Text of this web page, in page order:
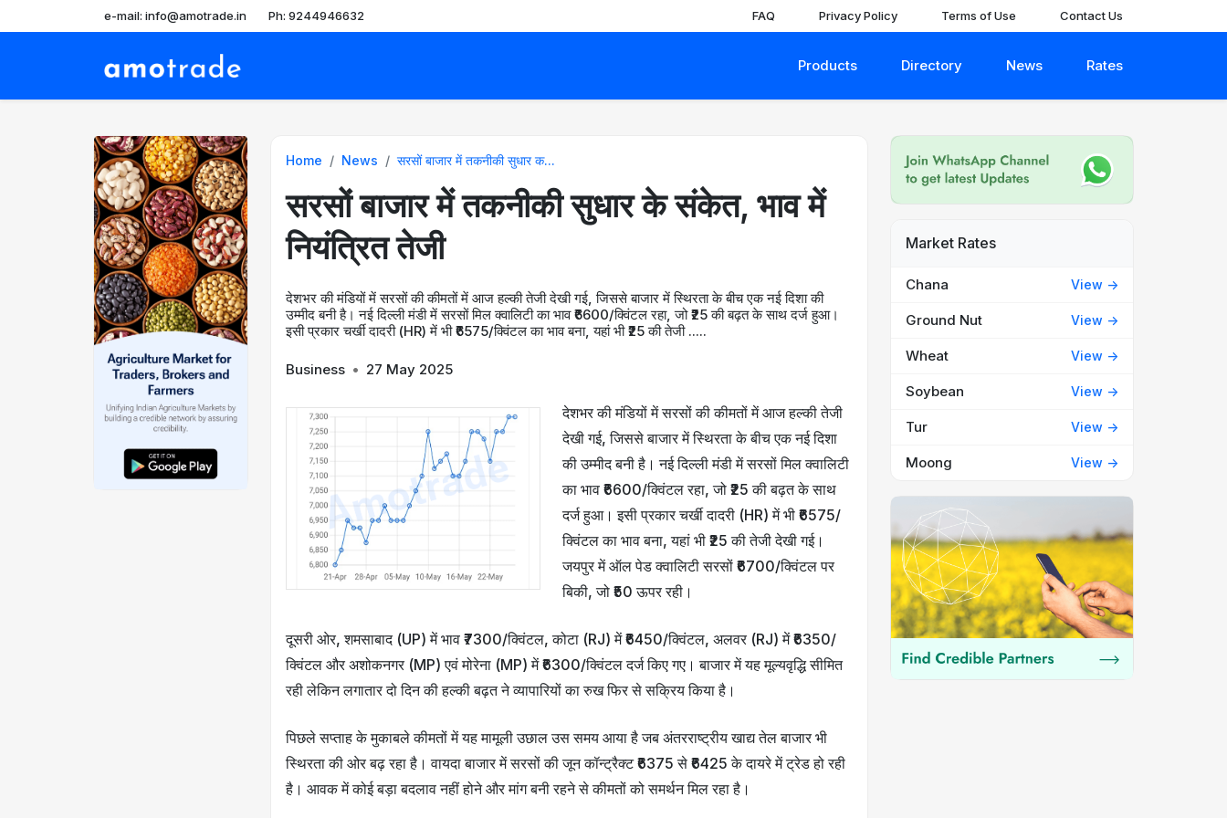
e-mail: info@amotrade.in Ph: 9244946632 FAQ Privacy Policy Terms of Use Contact Us
Products Directory News Rates
Home News सरसों बाजार में तकनीकी सुधार क...
सरसों बाजार में तकनीकी सुधार के संकेत, भाव में
नियंत्रित तेजी
देशभर की मंडियों में सरसों की कीमतों में आज हल्की तेजी देखी गई, जिससे बाजार में स्थिरता के बीच एक नई दिशा की
उम्मीद बनी है। नई दिल्ली मंडी में सरसों मिल क्वालिटी का भाव ₹6600/क्विंटल रहा, जो ₹25 की बढ़त के साथ दर्ज हुआ।
इसी प्रकार चर्खी दादरी (HR) में भी ₹6575/क्विंटल का भाव बना, यहां भी ₹25 की तेजी .....
Business • 27 May 2025
देशभर की मंडियों में सरसों की कीमतों में आज हल्की तेजी
देखी गई, जिससे बाजार में स्थिरता के बीच एक नई दिशा
की उम्मीद बनी है। नई दिल्ली मंडी में सरसों मिल क्वालिटी
का भाव ₹6600/क्विंटल रहा, जो ₹25 की बढ़त के साथ
दर्ज हुआ। इसी प्रकार चर्खी दादरी (HR) में भी ₹6575/
क्विंटल का भाव बना, यहां भी ₹25 की तेजी देखी गई।
जयपुर में ऑल पेड क्वालिटी सरसों ₹6700/क्विंटल पर
बिकी, जो ₹50 ऊपर रही।
दूसरी ओर, शमसाबाद (UP) में भाव ₹7300/क्विंटल, कोटा (RJ) में ₹6450/क्विंटल, अलवर (RJ) में ₹6350/
क्विंटल और अशोकनगर (MP) एवं मोरेना (MP) में ₹6300/क्विंटल दर्ज किए गए। बाजार में यह मूल्यवृद्धि सीमित
रही लेकिन लगातार दो दिन की हल्की बढ़त ने व्यापारियों का रुख फिर से सक्रिय किया है।
पिछले सप्ताह के मुकाबले कीमतों में यह मामूली उछाल उस समय आया है जब अंतरराष्ट्रीय खाद्य तेल बाजार भी
स्थिरता की ओर बढ़ रहा है। वायदा बाजार में सरसों की जून कॉन्ट्रैक्ट ₹6375 से ₹6425 के दायरे में ट्रेड हो रही
है। आवक में कोई बड़ा बदलाव नहीं होने और मांग बनी रहने से कीमतों को समर्थन मिल रहा है।
Market Rates
Chana View ->
Ground Nut View ->
Wheat View ->
Soybean View ->
Tur View ->
Moong View ->